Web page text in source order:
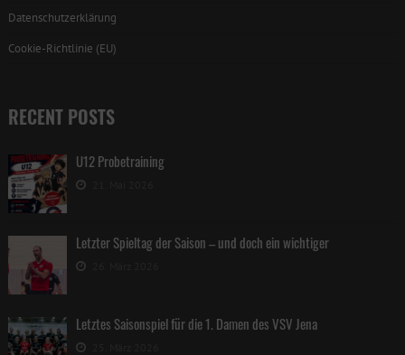
Datenschutzerklärung
Cookie-Richtlinie (EU)
RECENT POSTS
U12 Probetraining
Letzter Spieltag der Saison – und doch ein wichtiger
Letztes Saisonspiel für die 1. Damen des VSV Jena